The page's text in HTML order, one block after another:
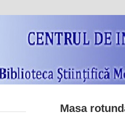
Masa